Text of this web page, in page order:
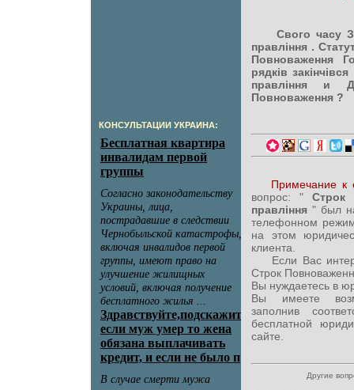
КОНСУЛЬТАЦИИ УКРАИНА:
Свого часу
правління .
Повноваження
рядків
правління и
Повноваження ?
Примечание к
вопрос: " Строк
правління " был
телефонном
на этом
клиента.
Если Вас
Строк
Вы нуждаетесь в
Вы имеете
заполнив
бесплатной
сайте.
Другие